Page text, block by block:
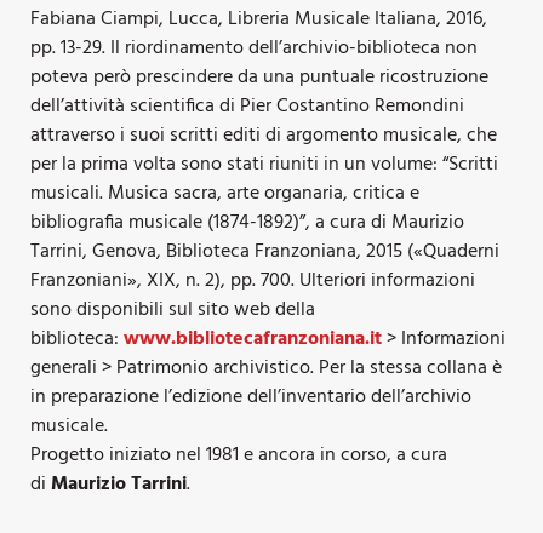
Fabiana Ciampi, Lucca, Libreria Musicale Italiana, 2016,
pp. 13-29. Il riordinamento dell’archivio-biblioteca non
poteva però prescindere da una puntuale ricostruzione
dell’attività scientifica di Pier Costantino Remondini
attraverso i suoi scritti editi di argomento musicale, che
per la prima volta sono stati riuniti in un volume: “Scritti
musicali. Musica sacra, arte organaria, critica e
bibliografia musicale (1874-1892)”, a cura di Maurizio
Tarrini, Genova, Biblioteca Franzoniana, 2015 («Quaderni
Franzoniani», XIX, n. 2), pp. 700. Ulteriori informazioni
sono disponibili sul sito web della
biblioteca:www.bibliotecafranzoniana.it> Informazioni
generali > Patrimonio archivistico. Per la stessa collana è
in preparazione l’edizione dell’inventario dell’archivio
musicale.
Progetto iniziato nel 1981 e ancora in corso, a cura
diMaurizio Tarrini.